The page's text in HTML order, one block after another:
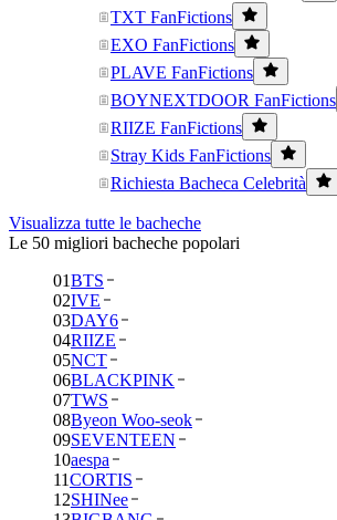
TXT FanFictions
EXO FanFictions
PLAVE FanFictions
BOYNEXTDOOR FanFictions
RIIZE FanFictions
Stray Kids FanFictions
Richiesta Bacheca Celebrità
Visualizza tutte le bacheche
Le 50 migliori bacheche popolari
01BTS
02IVE
03DAY6
04RIIZE
05NCT
06BLACKPINK
07TWS
08Byeon Woo-seok
09SEVENTEEN
10aespa
11CORTIS
12SHINee